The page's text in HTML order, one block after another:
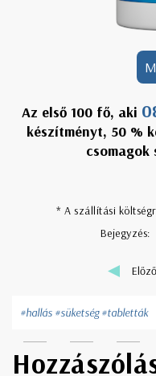
Az első 100 fő, aki
készítményt, 50%
* A szállítási
Bejegyzés:
#hallás #süketség #tabletták